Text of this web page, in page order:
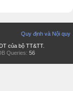
Quy định và Nội quy
của bộ TT&TT.
Queries: 56